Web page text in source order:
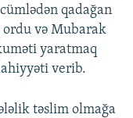
qadağan
ordu və Mubarak
yaratmaq
verib.
təslim olmağa